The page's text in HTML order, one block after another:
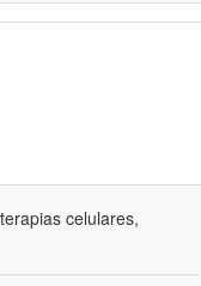
celulares,